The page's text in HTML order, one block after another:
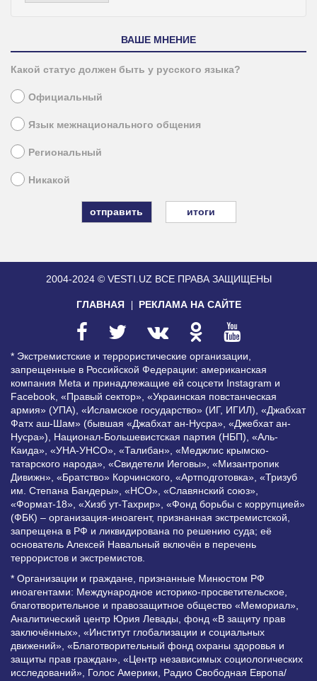
ВАШЕ МНЕНИЕ
Какой статус должен быть у русского языка?
Официальный
Язык межнационального общения
Региональный
Никакой
итоги
2004-2024 © VESTI.UZ ВСЕ ПРАВА ЗАЩИЩЕНЫ
ГЛАВНАЯ РЕКЛАМА НА САЙТЕ
* Экстремистские и террористические организации,
запрещенные в Российской Федерации: американская
компания Meta и принадлежащие ей соцсети Instagram и
Facebook, «Правый сектор», «Украинская повстанческая
армия» (УПА), «Исламское государство» (ИГ, ИГИЛ), «Джабхат
Фатх аш-Шам» (бывшая «Джабхат ан-Нусра», «Джебхат ан-
Нусра»), Национал-Большевистская партия (НБП), «Аль-
Каида», «УНА-УНСО», «Талибан», «Меджлис крымско-
татарского народа», «Свидетели Иеговы», «Мизантропик
Дивижн», «Братство» Корчинского, «Артподготовка», «Тризуб
им. Степана Бандеры», «НСО», «Славянский союз»,
«Формат-18», «Хизб ут-Тахрир», «Фонд борьбы с коррупцией»
(ФБК) – организация-иноагент, признанная экстремистской,
запрещена в РФ и ликвидирована по решению суда; её
основатель Алексей Навальный включён в перечень
террористов и экстремистов.
* Организации и граждане, признанные Минюстом РФ
иноагентами: Международное историко-просветительское,
благотворительное и правозащитное общество «Мемориал»,
Аналитический центр Юрия Левады, фонд «В защиту прав
заключённых», «Институт глобализации и социальных
движений», «Благотворительный фонд охраны здоровья и
защиты прав граждан», «Центр независимых социологических
исследований», Голос Америки, Радио Свободная Европа/